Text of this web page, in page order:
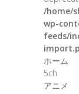
/home/
wp-
feeds/
ホーム
5ch
アニメ